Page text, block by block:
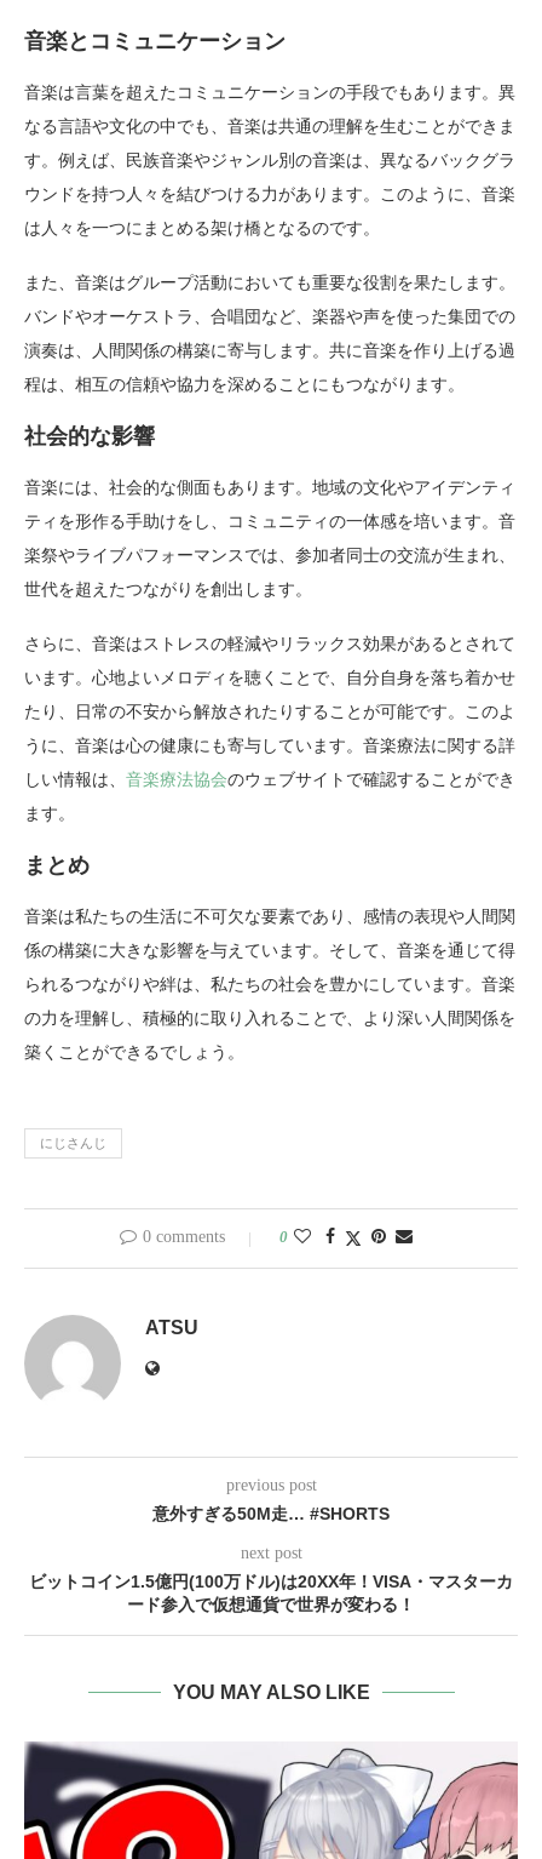
音楽とコミュニケーション
音楽は言葉を超えたコミュニケーションの手段でもあります。異
なる言語や文化の中でも、音楽は共通の理解を生むことができま
す。例えば、民族音楽やジャンル別の音楽は、異なるバックグラ
ウンドを持つ人々を結びつける力があります。このように、音楽
は人々を一つにまとめる架け橋となるのです。
また、音楽はグループ活動においても重要な役割を果たします。
バンドやオーケストラ、合唱団など、楽器や声を使った集団での
演奏は、人間関係の構築に寄与します。共に音楽を作り上げる過
程は、相互の信頼や協力を深めることにもつながります。
社会的な影響
音楽には、社会的な側面もあります。地域の文化やアイデンティ
ティを形作る手助けをし、コミュニティの一体感を培います。音
楽祭やライブパフォーマンスでは、参加者同士の交流が生まれ、
世代を超えたつながりを創出します。
さらに、音楽はストレスの軽減やリラックス効果があるとされて
います。心地よいメロディを聴くことで、自分自身を落ち着かせ
たり、日常の不安から解放されたりすることが可能です。このよ
うに、音楽は心の健康にも寄与しています。音楽療法に関する詳
しい情報は、 音楽療法協会のウェブサイトで確認することができ
ます。
まとめ
音楽は私たちの生活に不可欠な要素であり、感情の表現や人間関
係の構築に大きな影響を与えています。そして、音楽を通じて得
られるつながりや絆は、私たちの社会を豊かにしています。音楽
の力を理解し、積極的に取り入れることで、より深い人間関係を
築くことができるでしょう。
にじさんじ
0 comments 0
ATSU
previous post
意外すぎる50M走… #SHORTS
next post
ビットコイン1.5億円(100万ドル)は20XX年！VISA・マスターカ
ード参入で仮想通貨で世界が変わる！
YOU MAY ALSO LIKE